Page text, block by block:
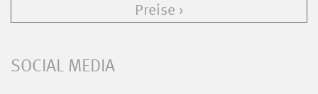
Preise
SOCIAL MEDIA